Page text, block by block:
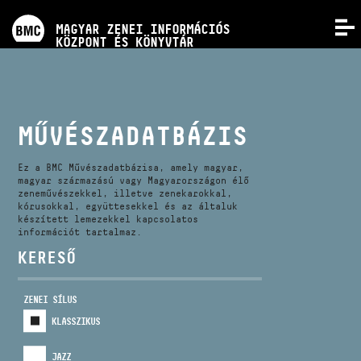
MAGYAR ZENEI INFORMÁCIÓS
KÖZPONT ÉS KÖNYVTÁR
KÉPZÉSEK
KIADVÁNYOK
RÓLUNK
KAPCSOLAT
VIDEÓ GALÉRIA
MŰVÉSZADATBÁZIS
Ez a BMC Művészadatbázisa, amely magyar,
magyar származású vagy Magyarországon élő
zeneművészekkel, illetve zenekarokkal,
kórusokkal, együttesekkel és az általuk
készített lemezekkel kapcsolatos
információt tartalmaz.
KERESŐ
ZENEI SÍLUS
KLASSZIKUS
JAZZ